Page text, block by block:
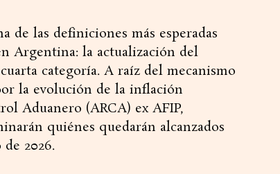
de las definiciones más esperadas
Argentina: la actualización del
categoría. A raíz del mecanismo
la evolución de la inflación
Aduanero (ARCA) ex AFIP,
quiénes quedarán alcanzados
2026.